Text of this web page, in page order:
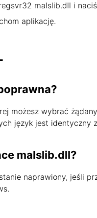
malslib.dll i
aplikację.
możesz wybrać
język jest identyczny
malslib.dll?
naprawiony,